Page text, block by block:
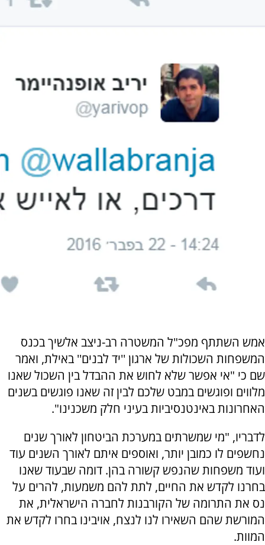
אמש השתתף מפכ"ל המשטרה רב-ניצב אלשיך בכנס
המשפחות השכולות של ארגון ''יד לבנים'' באילת, ואמר
שם כי "אי אפשר שלא לחוש את ההבדל בין השכול שאנו
מלווים ופוגשים במבט שלכם לבין זה שאנו פוגשים בשנים
האחרונות באינטנסיביות בעיני חלק משכנינו".
לדבריו, "מי שמשרתים במערכת הביטחון לאורך שנים
נחשפים לו כמובן יותר, ואוספים איתם לאורך השנים עוד
ועוד משפחות שהנפש קשורה בהן. דומה שבעוד שאנו
בחרנו לקדש את החיים, לתת להם משמעות, להרים על
נס את התרומה של הקורבנות לחברה הישראלית, את
המורשת שהם השאירו לנו לנצח, אויבינו בחרו לקדש את
המוות.